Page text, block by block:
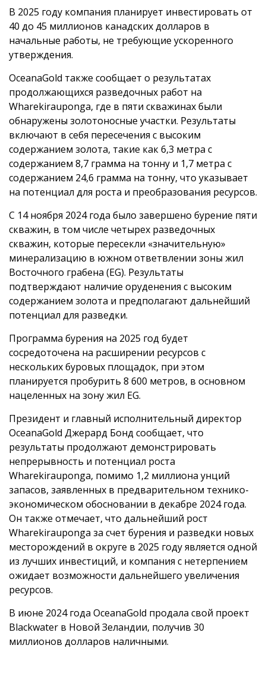
В 2025 году компания планирует инвестировать от
40 до 45 миллионов канадских долларов в
начальные работы, не требующие ускоренного
утверждения.
OceanaGold также сообщает о результатах
продолжающихся разведочных работ на
Wharekirauponga, где в пяти скважинах были
обнаружены золотоносные участки. Результаты
включают в себя пересечения с высоким
содержанием золота, такие как 6,3 метра с
содержанием 8,7 грамма на тонну и 1,7 метра с
содержанием 24,6 грамма на тонну, что указывает
на потенциал для роста и преобразования ресурсов.
С 14 ноября 2024 года было завершено бурение пяти
скважин, в том числе четырех разведочных
скважин, которые пересекли «значительную»
минерализацию в южном ответвлении зоны жил
Восточного грабена (EG). Результаты
подтверждают наличие оруденения с высоким
содержанием золота и предполагают дальнейший
потенциал для разведки.
Программа бурения на 2025 год будет
сосредоточена на расширении ресурсов с
нескольких буровых площадок, при этом
планируется пробурить 8 600 метров, в основном
нацеленных на зону жил EG.
Президент и главный исполнительный директор
OceanaGold Джерард Бонд сообщает, что
результаты продолжают демонстрировать
непрерывность и потенциал роста
Wharekirauponga, помимо 1,2 миллиона унций
запасов, заявленных в предварительном технико-
экономическом обосновании в декабре 2024 года.
Он также отмечает, что дальнейший рост
Wharekirauponga за счет бурения и разведки новых
месторождений в округе в 2025 году является одной
из лучших инвестиций, и компания с нетерпением
ожидает возможности дальнейшего увеличения
ресурсов.
В июне 2024 года OceanaGold продала свой проект
Blackwater в Новой Зеландии, получив 30
миллионов долларов наличными.